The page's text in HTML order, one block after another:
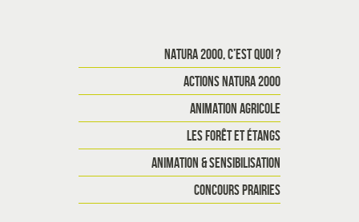
NATURA 2000, C’EST QUOI ?
ACTIONS NATURA 2000
ANIMATION AGRICOLE
LES FORÊT ET ÉTANGS
ANIMATION & SENSIBILISATION
CONCOURS PRAIRIES